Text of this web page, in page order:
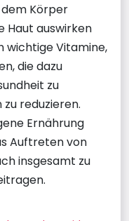
Körper
Haut auswirken
wichtige Vitamine,
die dazu
zu
reduzieren.
Ernährung
Auftreten von
insgesamt zu